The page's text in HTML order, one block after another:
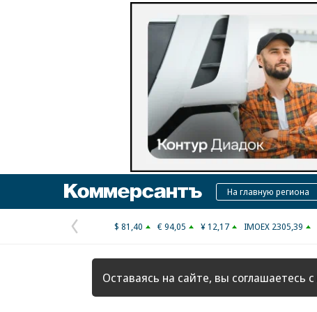
КоммерсантъНа главную региона
Предыдущая
страница
$ 81,40 € 94,05 ¥ 12,17 IMOEX 2305,39
Оставаясь на сайте, вы соглашаетесь с